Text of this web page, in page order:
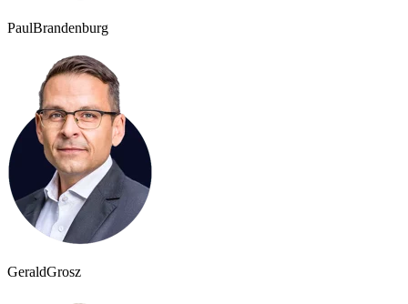
PaulBrandenburg
GeraldGrosz